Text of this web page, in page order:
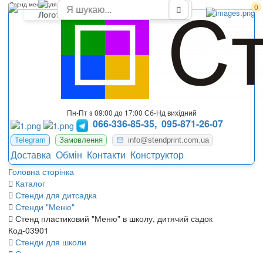
0
Пн-Пт з 09:00 до 17:00 Сб-Нд вихідний
066-336-85-35, 095-871-26-07
Telegram Замовлення info@stendprint.com.ua
Доставка Обмін Контакти Конструктор
Головна сторінка
Каталог
Стенди для дитсадка
Стенди "Меню"
Стенд пластиковий "Меню" в школу, дитячий садок
Код-03901
Стенди для школи
Стенд меню для детского сада, школы Код-03901